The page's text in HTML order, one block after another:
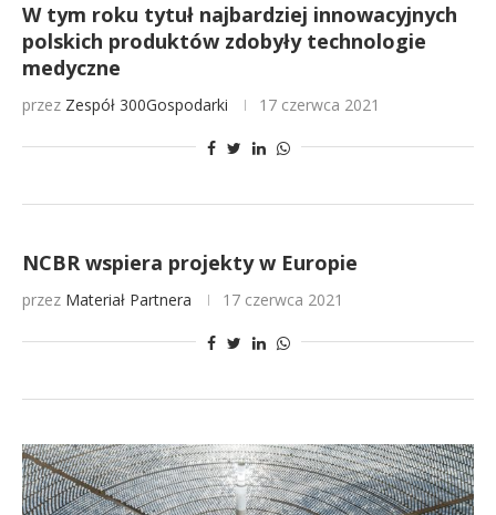
W tym roku tytuł najbardziej innowacyjnych
polskich produktów zdobyły technologie
medyczne
przez Zespół 300Gospodarki 17 czerwca 2021
NCBR wspiera projekty w Europie
przez Materiał Partnera 17 czerwca 2021